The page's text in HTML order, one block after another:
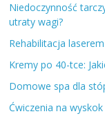
Niedoczynność
utraty wagi?
Rehabilitacja
Kremy po 40-tce:
Domowe spa dla
Ćwiczenia na